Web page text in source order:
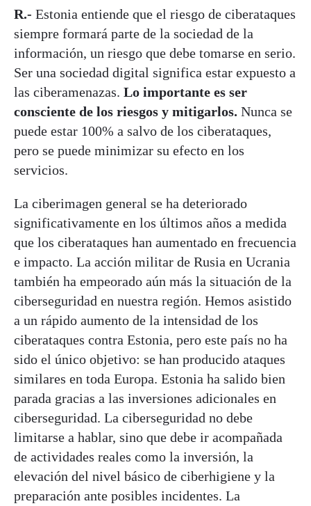
R.- Estonia entiende que el riesgo de ciberataques
siempre formará parte de la sociedad de la
información, un riesgo que debe tomarse en serio.
Ser una sociedad digital significa estar expuesto a
las ciberamenazas. Lo importante es ser
consciente de los riesgos y mitigarlos. Nunca se
puede estar 100% a salvo de los ciberataques,
pero se puede minimizar su efecto en los
servicios.
La ciberimagen general se ha deteriorado
significativamente en los últimos años a medida
que los ciberataques han aumentado en frecuencia
e impacto. La acción militar de Rusia en Ucrania
también ha empeorado aún más la situación de la
ciberseguridad en nuestra región. Hemos asistido
a un rápido aumento de la intensidad de los
ciberataques contra Estonia, pero este país no ha
sido el único objetivo: se han producido ataques
similares en toda Europa. Estonia ha salido bien
parada gracias a las inversiones adicionales en
ciberseguridad. La ciberseguridad no debe
limitarse a hablar, sino que debe ir acompañada
de actividades reales como la inversión, la
elevación del nivel básico de ciberhigiene y la
preparación ante posibles incidentes. La